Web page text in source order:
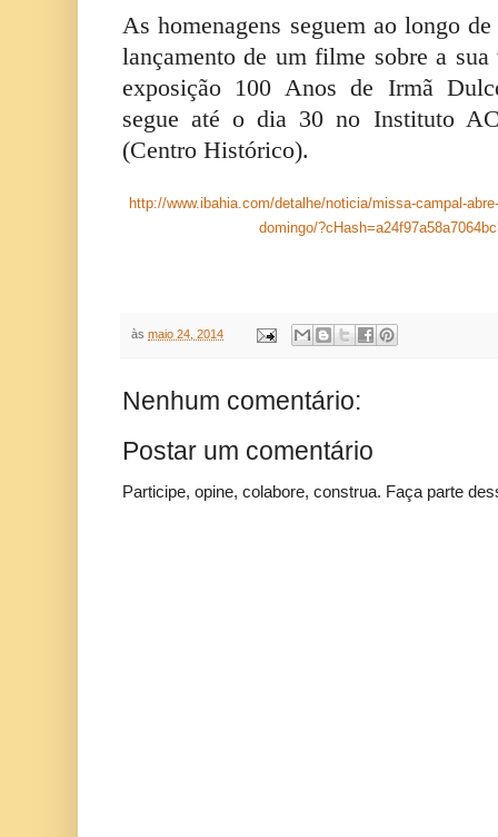
As homenagens seguem ao longo
lançamento de um filme sobre a
exposição 100 Anos de Irmã
segue até o dia 30 no Instituto
(Centro Histórico).
http://www.ibahia.com/detalhe/noticia/missa-campal-
domingo/
às maio 24, 2014
Nenhum comentário:
Postar um comentário
Participe, opine, colabore, construa. Faça parte